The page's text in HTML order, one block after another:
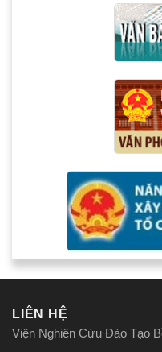
LIÊN HỆ
Viện Nghiên Cứu Đào Tạo